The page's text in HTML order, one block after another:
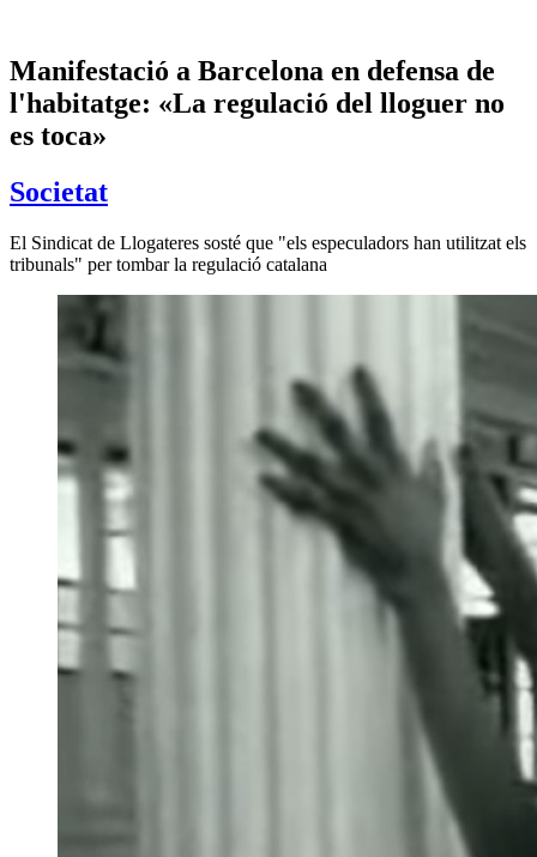
Manifestació a Barcelona en defensa de
l'habitatge: «La regulació del lloguer no
es toca»
Societat
El Sindicat de Llogateres sosté que "els especuladors han utilitzat els
tribunals" per tombar la regulació catalana